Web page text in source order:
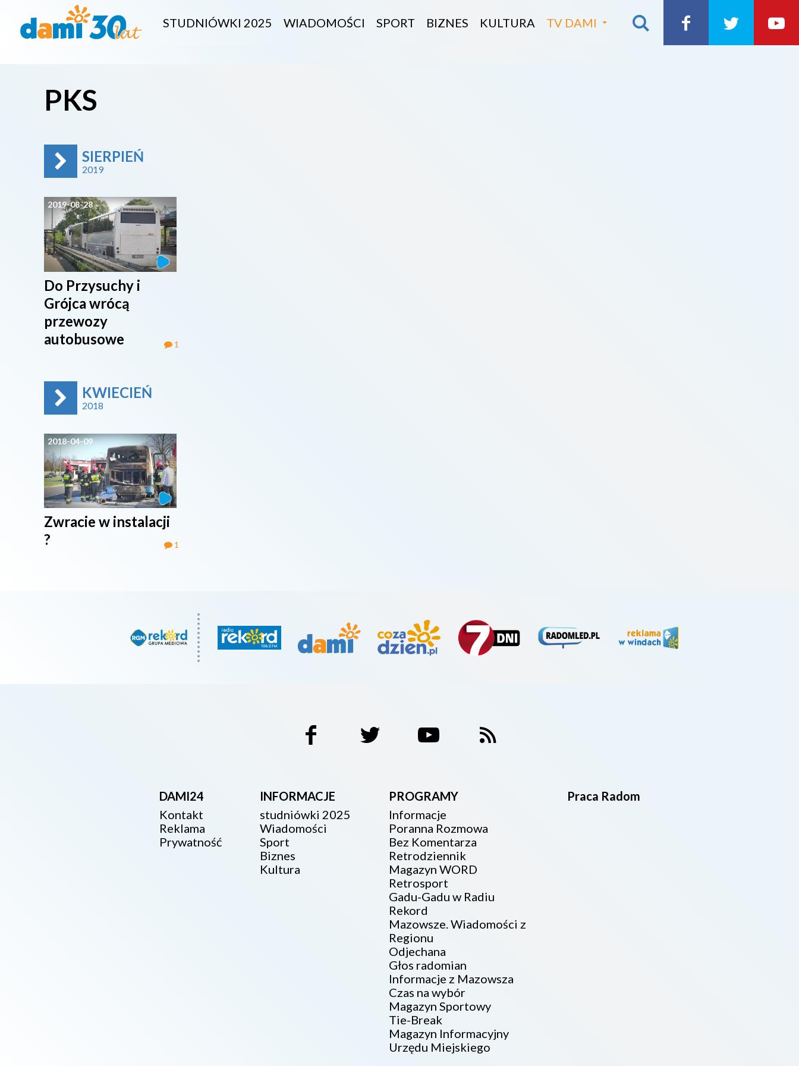
STUDNIÓWKI 2025 WIADOMOŚCI SPORT BIZNES KULTURA TV DAMI
PKS
SIERPIEŃ
2019
2019-08-28
Do Przysuchy i
Grójca wrócą
przewozy
autobusowe
1
KWIECIEŃ
2018
2018-04-09
Zwracie w instalacji
?
1
DAMI24
Kontakt
Reklama
Prywatność
INFORMACJE
studniówki 2025
Wiadomości
Sport
Biznes
Kultura
PROGRAMY
Informacje
Poranna Rozmowa
Bez Komentarza
Retrodziennik
Magazyn WORD
Retrosport
Gadu-Gadu w Radiu
Rekord
Mazowsze. Wiadomości z
Regionu
Odjechana
Głos radomian
Informacje z Mazowsza
Czas na wybór
Magazyn Sportowy
Tie-Break
Magazyn Informacyjny
Urzędu Miejskiego
Praca Radom